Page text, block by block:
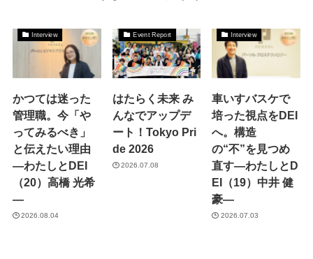
Interview
かつては迷った
管理職。今「や
ってみるべき」
と伝えたい理由
―わたしとDEI
（20）高橋 光希
―
2026.08.04
Event Report
はたらく未来 み
んなでアップデ
ート！Tokyo Pri
de 2026
2026.07.08
Interview
車いすバスケで
培った視点をDEI
へ。構造
の“不”を見つめ
直す―わたしとD
EI（19）中井 健
豪―
2026.07.03